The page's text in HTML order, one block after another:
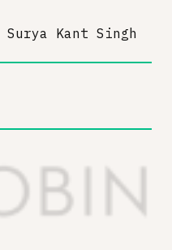
Surya Kant Singh